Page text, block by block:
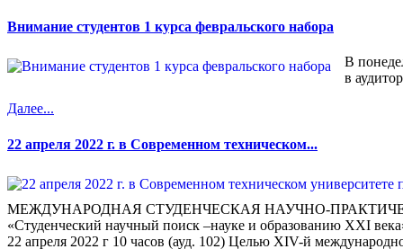
Внимание студентов 1 курса февральского набора
В
в
Далее...
22 апреля 2022 г. в Современном техническом...
МЕЖДУНАРОДНАЯ СТУДЕНЧЕСКАЯ НАУЧНО-
«Студенческий научный поиск –науке и образованию XXI
22 апреля 2022 г 10 часов (ауд. 102) Целью XIV-й